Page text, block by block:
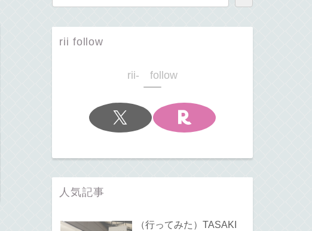
rii follow
rii- follow
人気記事
（行ってみた）TASAKI